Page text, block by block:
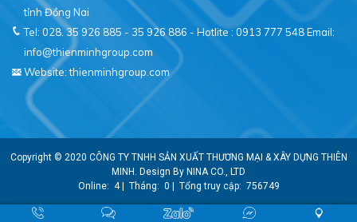
tỉnh Đồng Nai
Tel: 028. 35 926 885 - 35 926 886 - Hotlite : 0913 777 548Email:
info@thienminhgroup.com
Website: thienminhgroup.com
Copyright © 2020 CÔNG TY TNHH SẢN XUẤT THƯƠNG MẠI & XÂY DỰNG THIÊN
MINH . Design By NINA CO., LTD
Online: 4| Tháng: 0 Tổng truy cập: 756749